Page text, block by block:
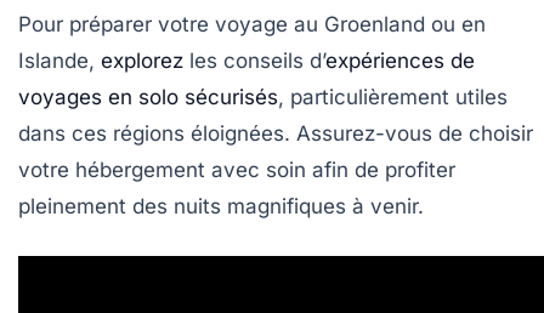
Pour préparer votre voyage au Groenland ou en
Islande, explorez les conseils d’expériences de
voyages en solo sécurisés, particulièrement utiles
dans ces régions éloignées. Assurez-vous de choisir
votre hébergement avec soin afin de profiter
pleinement des nuits magnifiques à venir.